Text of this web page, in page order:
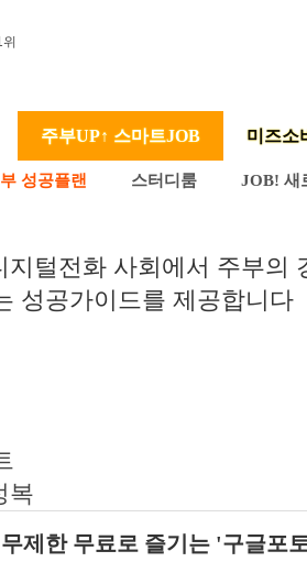
주부UP↑ 스마트JOB 미즈소
성공플랜 스터디룸 JOB! 새
지털전화 사회에서 주부의
성공가이드를 제공합니다
복
제한 무료로 즐기는 '구글포